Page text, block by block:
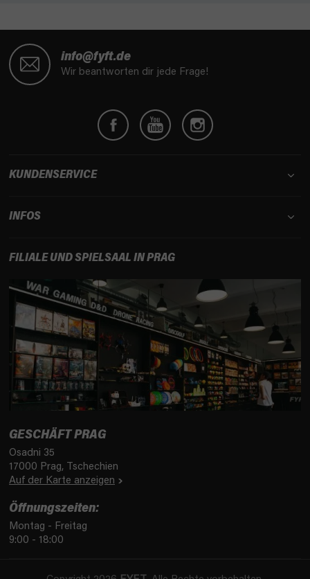
info@fyft.de
Wir beantworten dir jede Frage!
KUNDENSERVICE
INFOS
FILIALE UND SPIELSAAL IN PRAG
GESCHÄFT PRAG
Osadni 35
17000 Prag, Tschechien
Auf der Karte anzeigen
Öffnungszeiten:
Montag - Freitag
9:00 - 18:00